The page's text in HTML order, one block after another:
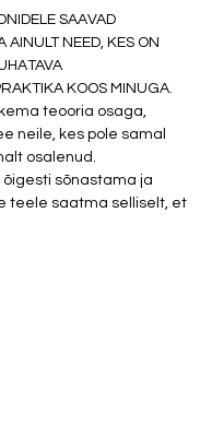
SAAVAD
AINULT NEED, KES ON
KOOS MINUGA.
teooria osaga,
neile, kes pole samal
osalenud.
õigesti sõnastama ja
teele saatma selliselt, et